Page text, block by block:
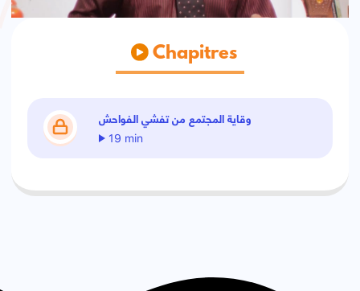
Chapitres
وقاية المجتمع من تفشي الفواحش
19 min